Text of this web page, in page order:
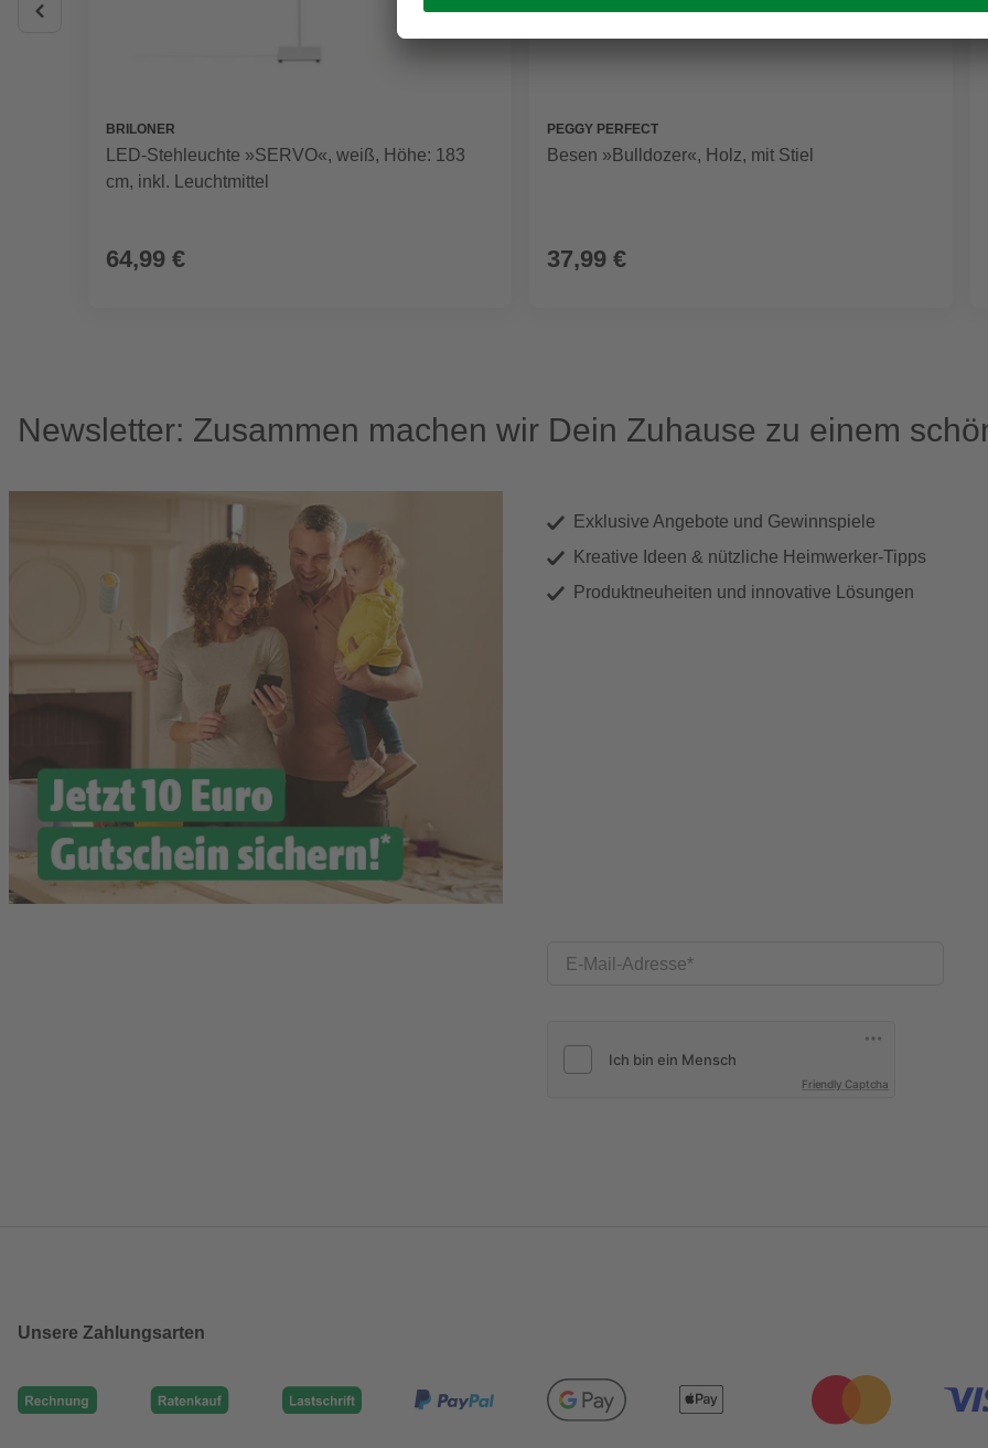
BRILONER
LED-Stehleuchte »SERVO«, weiß, Höhe: 183
cm, inkl. Leuchtmittel
64,99 €
PEGGY PERFECT
Besen »Bulldozer«, Holz, mit Stiel
37,99 €
Newsletter: Zusammen machen wir Dein Zuhause zu einem
Exklusive Angebote und Gewinnspiele
Kreative Ideen & nützliche Heimwerker-Tipps
Produktneuheiten und innovative Lösungen
E-Mail-Adresse
Friendly Captcha
Unsere Zahlungsarten